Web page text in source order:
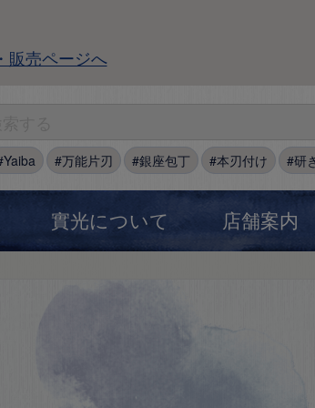
販売ページへ
Yaiba 万能片刃 銀座包丁 本刃付け 研
實光について 店舗案内